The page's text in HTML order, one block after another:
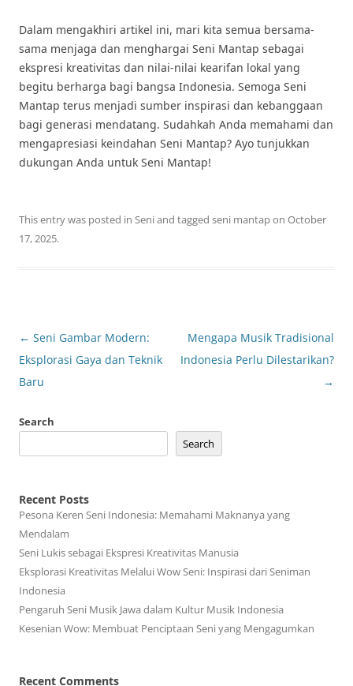
Dalam mengakhiri artikel ini, mari kita semua bersama-
sama menjaga dan menghargai Seni Mantap sebagai
ekspresi kreativitas dan nilai-nilai kearifan lokal yang
begitu berharga bagi bangsa Indonesia. Semoga Seni
Mantap terus menjadi sumber inspirasi dan kebanggaan
bagi generasi mendatang. Sudahkah Anda memahami dan
mengapresiasi keindahan Seni Mantap? Ayo tunjukkan
dukungan Anda untuk Seni Mantap!
This entry was posted in Seniand tagged seni mantapon October
17, 2025.
Post
navigation
← Seni Gambar Modern:
Eksplorasi Gaya dan Teknik
Baru
Mengapa Musik Tradisional
Indonesia Perlu Dilestarikan?
→
Search
Search
Recent Posts
Pesona Keren Seni Indonesia: Memahami Maknanya yang
Mendalam
Seni Lukis sebagai Ekspresi Kreativitas Manusia
Eksplorasi Kreativitas Melalui Wow Seni: Inspirasi dari Seniman
Indonesia
Pengaruh Seni Musik Jawa dalam Kultur Musik Indonesia
Kesenian Wow: Membuat Penciptaan Seni yang Mengagumkan
Recent Comments